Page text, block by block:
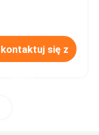
się z